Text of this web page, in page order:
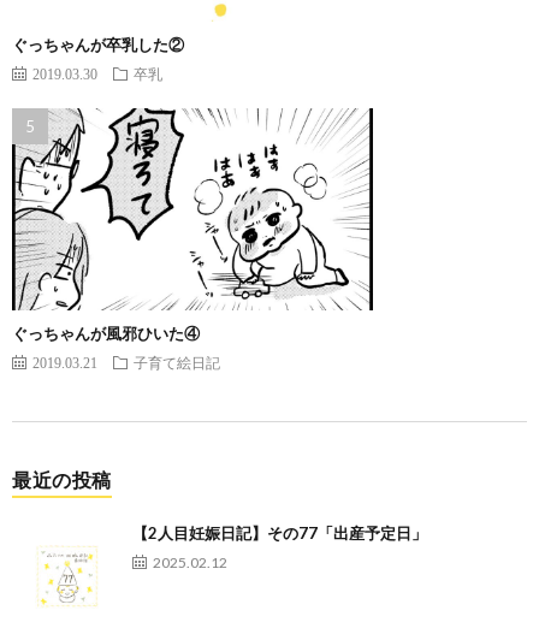
ぐっちゃんが卒乳した②
2019.03.30 卒乳
ぐっちゃんが風邪ひいた④
2019.03.21 子育て絵日記
最近の投稿
【2人目妊娠日記】その77「出産予定日」
2025.02.12